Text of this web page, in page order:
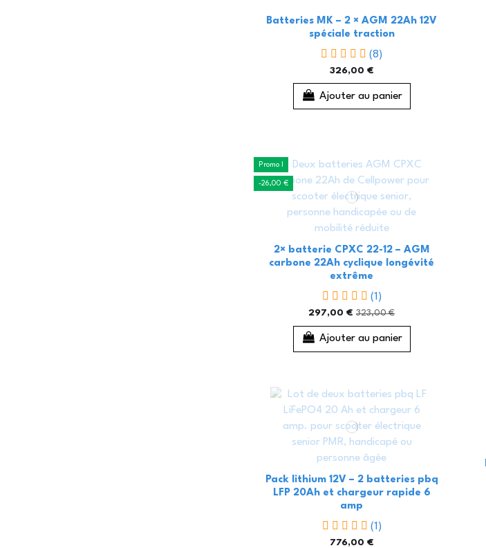
Batteries MK – 2 × AGM 22Ah 12V
spéciale traction
(8)
326,00 €
Ajouter au panier
Promo !
-26,00 €
2× batterie CPXC 22-12 – AGM
carbone 22Ah cyclique longévité
extrême
(1)
297,00 €323,00 €
Ajouter au panier
Pack lithium 12V – 2 batteries pbq
LFP 20Ah et chargeur rapide 6
amp
(1)
776,00 €